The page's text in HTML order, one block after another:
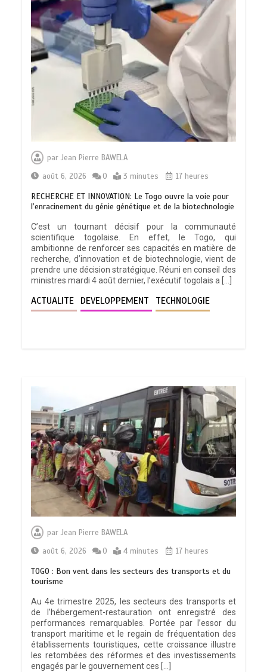
parJean Pierre BAWELA
août 6, 2026
0 3 minutes 17 heures
RECHERCHE ET INNOVATION: Le Togo ouvre la voie pour
l’enracinement du génie génétique et de la biotechnologie
C’est un tournant décisif pour la communauté
scientifique togolaise. En effet, le Togo, qui
ambitionne de renforcer ses capacités en matière de
recherche, d’innovation et de biotechnologie, vient de
prendre une décision stratégique. Réuni en conseil des
ministres mardi 4 août dernier, l’exécutif togolais a […]
ACTUALITE DEVELOPPEMENT TECHNOLOGIE
parJean Pierre BAWELA
août 6, 2026
0 4 minutes 17 heures
TOGO : Bon vent dans les secteurs des transports et du
tourisme
Au 4e trimestre 2025, les secteurs des transports et
de l’hébergement-restauration ont enregistré des
performances remarquables. Portée par l’essor du
transport maritime et le regain de fréquentation des
établissements touristiques, cette croissance illustre
les retombées des réformes et des investissements
engagés par le gouvernement ces […]